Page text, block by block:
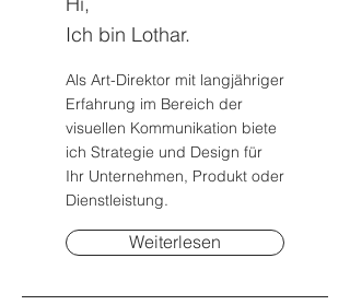
Ich bin Lothar.
Als Art-Direktor mit langjähriger
Erfahrung im Bereich der
visuellen Kommunikation biete
ich Strategie und Design für
Ihr Unternehmen, Produkt oder
Dienstleistung.
Weiterlesen